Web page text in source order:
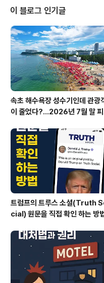
반환일시금이란?반환일시금은 국민연
한 최소 가입 기간(10년)을 채우지 못
한 보험료에 이자를 더해 일시불로 지
니다. 반환일시금을 받을 수 있는 주
미만: 만 60세가 되었으나 연금을 받
채우지 못한 경우.사망: 가..
이 블로그 인기글
속초 해수욕장 성수기인데 관광
이 줄었다?…2026년 7월 말 피
트럼프의 트루스 소셜(Truth
cial) 원문을 직접 확인 하는 방